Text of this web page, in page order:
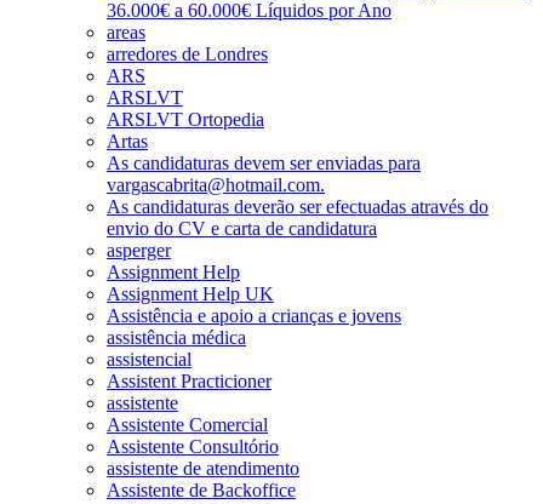
36.000€ a 60.000€ Líquidos por Ano
areas
arredores de Londres
ARS
ARSLVT
ARSLVT Ortopedia
Artas
As candidaturas devem ser enviadas para
vargascabrita@hotmail.com.
As candidaturas deverão ser efectuadas através do
envio do CV e carta de candidatura
asperger
Assignment Help
Assignment Help UK
Assistência e apoio a crianças e jovens
assistência médica
assistencial
Assistent Practicioner
assistente
Assistente Comercial
Assistente Consultório
assistente de atendimento
Assistente de Backoffice